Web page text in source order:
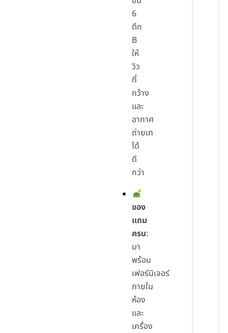
6
ตึก
B
ให้
วิว
ที่
กว้าง
และ
อากาศ
ถ่ายเท
ได้
ดี
กว่า
ของ
แถม
ครบ:
มา
พร้อม
เฟอร์นิเจอร์
ภายใน
ห้อง
และ
เครื่อง